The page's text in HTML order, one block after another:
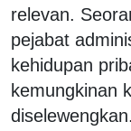
relevan.
pejabat
kehidupan
kemungkinan
diselewengkan.